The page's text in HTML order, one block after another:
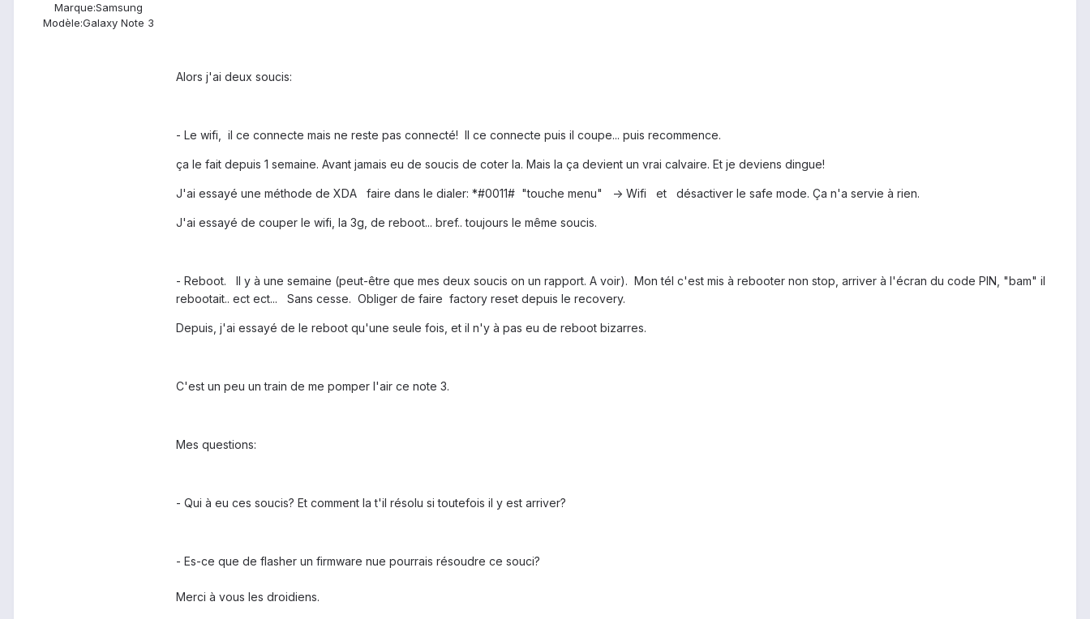
Marque:Samsung
Modèle:Galaxy Note 3
Alors j'ai deux soucis:
- Le wifi, il ce connecte mais ne reste pas connecté! Il ce connecte puis il coupe... puis recommence.
ça le fait depuis 1 semaine. Avant jamais eu de soucis de coter la. Mais la ça devient un vrai calvaire. Et je deviens dingue!
J'ai essayé une méthode de XDA faire dans le dialer: *#0011# "touche menu" -> Wifi et désactiver le safe mode. Ça n'a servie à rien.
J'ai essayé de couper le wifi, la 3g, de reboot... bref.. toujours le même soucis.
- Reboot. Il y à une semaine (peut-être que mes deux soucis on un rapport. A voir). Mon tél c'est mis à rebooter non stop, arriver à l'écran du code PIN, "bam" il
rebootait.. ect ect... Sans cesse. Obliger de faire factory reset depuis le recovery.
Depuis, j'ai essayé de le reboot qu'une seule fois, et il n'y à pas eu de reboot bizarres.
C'est un peu un train de me pomper l'air ce note 3.
Mes questions:
- Qui à eu ces soucis? Et comment la t'il résolu si toutefois il y est arriver?
- Es-ce que de flasher un firmware nue pourrais résoudre ce souci?
Merci à vous les droidiens.